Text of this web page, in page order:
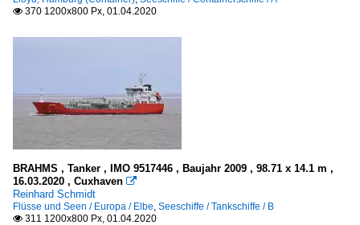
 370 1200x800 Px, 01.04.2020
BRAHMS , Tanker , IMO 9517446 , Baujahr 2009 , 98.71 x 14.1 m ,
16.03.2020 , Cuxhaven 
Reinhard Schmidt
Flüsse und Seen / Europa / Elbe, Seeschiffe / Tankschiffe / B
 311 1200x800 Px, 01.04.2020